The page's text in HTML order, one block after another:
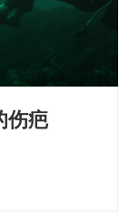
伤疤